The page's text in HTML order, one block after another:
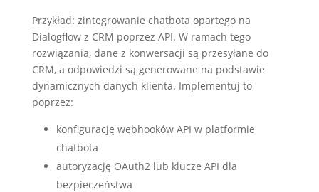
Przykład: zintegrowanie chatbota opartego na
Dialogflow z CRM poprzez API. W ramach tego
rozwiązania, dane z konwersacji są przesyłane do
CRM, a odpowiedzi są generowane na podstawie
dynamicznych danych klienta. Implementuj to
poprzez:
konfigurację webhooków API w platformie
chatbota
autoryzację OAuth2 lub klucze API dla
bezpieczeństwa